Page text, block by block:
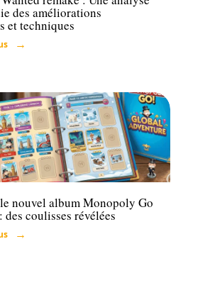
des améliorations
et techniques
nouvel album Monopoly Go
des coulisses révélées